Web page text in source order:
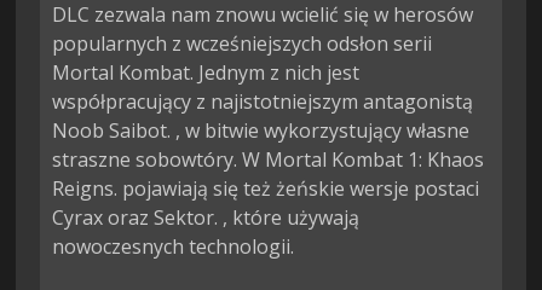
DLC zezwala nam znowu wcielić się w herosów
popularnych z wcześniejszych odsłon serii
Mortal Kombat. Jednym z nich jest
współpracujący z najistotniejszym antagonistą
Noob Saibot. , w bitwie wykorzystujący własne
straszne sobowtóry. W Mortal Kombat 1: Khaos
Reigns. pojawiają się też żeńskie wersje postaci
Cyrax oraz Sektor. , które używają
nowoczesnych technologii.